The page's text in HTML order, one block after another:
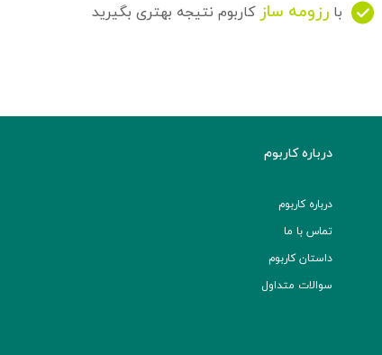
با رزومه ساز کاربوم نتیجه بهتری بگیرید
درباره کاربوم
درباره کاربوم
تماس با ما
داستان کاربوم
سوالات متداول